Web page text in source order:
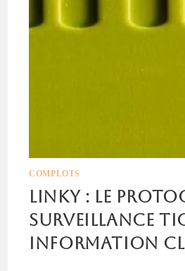
COMPLOTS
LINKY : Le
surveillance
Information